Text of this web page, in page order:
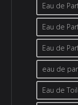
Eau de
Eau de
Eau de
eau de
Eau de